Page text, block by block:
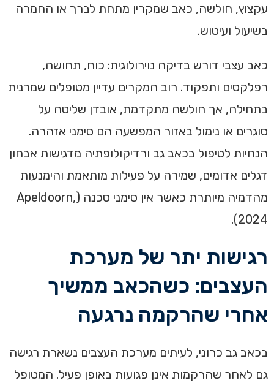
עקצוץ, חולשה, כאב שמקרין מתחת לברך או החמרה
בשיעול ועיטוש.
כאב עצבי דורש בדיקה נוירולוגית: כוח, תחושה,
רפלקסים ותפקוד. רוב המקרים עדיין מטופלים שמרנית
בתחילה, אך חולשה מתקדמת, אובדן שליטה על
סוגרים או נימול באזור המפשעה הם סימני אזהרה.
הנחיות לטיפול בכאב גב ורדיקולופתיה מדגישות אבחון
דגלים אדומים, שמירה על פעילות מותאמת והימנעות
מהדמיה מיותרת כאשר אין סימני סכנה (Apeldoorn,
2024).
רגישות יתר של מערכת
העצבים: כשהכאב ממשיך
אחרי שהרקמה נרגעה
בכאב גב כרוני, לעיתים מערכת העצבים נשארת רגישה
גם לאחר שהרקמות אינן פגועות באופן פעיל. המטופל